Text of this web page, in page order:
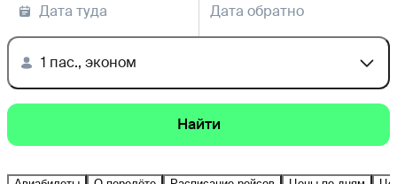
Дата туда Дата обратно
1 пас., эконом
Найти